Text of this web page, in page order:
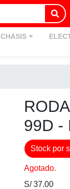
CHASIS
99D -
Stock por
Agotado.
S/ 37.00